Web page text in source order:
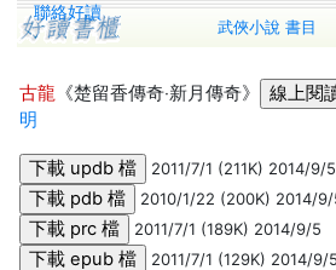
聯絡好讀
武俠小說 書目
古龍 《楚留香傳奇‧新月傳奇》
明
2011/7/1 (211K) 2014/9/5
2010/1/22 (200K) 2014/9/
2011/7/1 (189K) 2014/9/5
2011/7/1 (129K) 2014/9/5